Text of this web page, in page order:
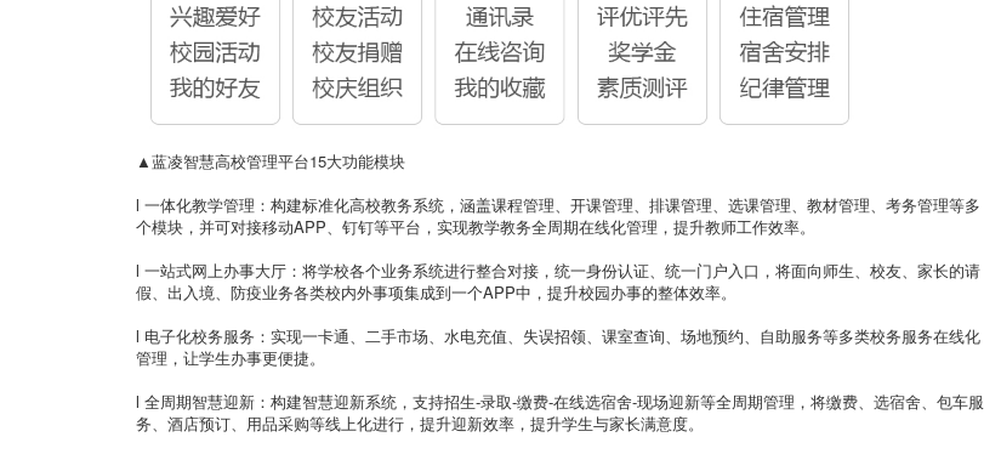
▲蓝凌智慧高校管理平台15大功能模块
l 一体化教学管理：构建标准化高校教务系统，涵盖课程管理、开课管理、排课管理、选课管理、教材管理、考务管理等多
个模块，并可对接移动APP、钉钉等平台，实现教学教务全周期在线化管理，提升教师工作效率。
l 一站式网上办事大厅：将学校各个业务系统进行整合对接，统一身份认证、统一门户入口，将面向师生、校友、家长的请
假、出入境、防疫业务各类校内外事项集成到一个APP中，提升校园办事的整体效率。
l 电子化校务服务：实现一卡通、二手市场、水电充值、失误招领、课室查询、场地预约、自助服务等多类校务服务在线化
管理，让学生办事更便捷。
l 全周期智慧迎新：构建智慧迎新系统，支持招生-录取-缴费-在线选宿舍-现场迎新等全周期管理，将缴费、选宿舍、包车服
务、酒店预订、用品采购等线上化进行，提升迎新效率，提升学生与家长满意度。